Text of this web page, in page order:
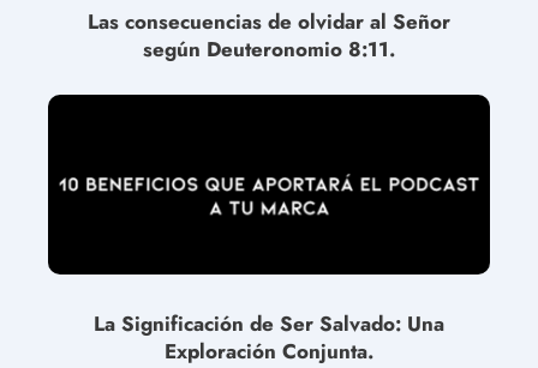
Las consecuencias de olvidar al Señor
según Deuteronomio 8:11.
La Significación de Ser Salvado: Una
Exploración Conjunta.